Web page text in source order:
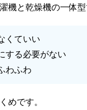
機と乾燥機の一体
くていい
する必要がない
わふわ
めです。